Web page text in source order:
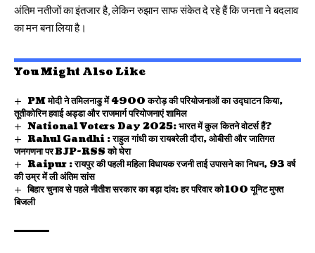
अंतिम नतीजों का इंतजार है, लेकिन रुझान साफ संकेत दे रहे हैं कि जनता ने बदलाव
का मन बना लिया है।
You Might Also Like
PM मोदी ने तमिलनाडु में 4900 करोड़ की परियोजनाओं का उद्घाटन किया,
तूतीकोरिन हवाई अड्डा और राजमार्ग परियोजनाएं शामिल
National Voters Day 2025: भारत में कुल कितने वोटर्स हैं?
Rahul Gandhi : राहुल गांधी का रायबरेली दौरा, ओबीसी और जातिगत
जनगणना पर BJP-RSS को घेरा
Raipur : रायपुर की पहली महिला विधायक रजनी ताई उपासने का निधन, 93 वर्ष
की उम्र में ली अंतिम सांस
बिहार चुनाव से पहले नीतीश सरकार का बड़ा दांव: हर परिवार को 100 यूनिट मुफ्त
बिजली